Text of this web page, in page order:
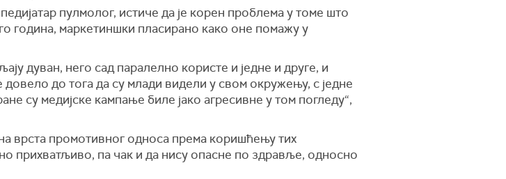
пулмолог, истиче да је корен проблема у томе што
година, маркетиншки пласирано како оне помажу у
дуван, него сад паралелно користе и једне и друге, и
довело до тога да су млади видели у свом окружењу, с једне
су медијске кампање биле јако агресивне у том погледу“,
врста промотивног односа према коришћењу тих
прихватљиво, па чак и да нису опасне по здравље, односно